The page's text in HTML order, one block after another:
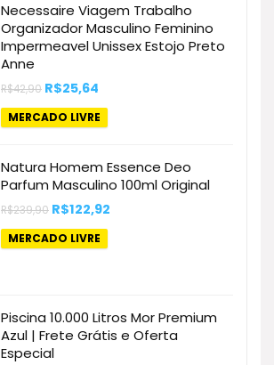
Necessaire Viagem Trabalho
Organizador Masculino Feminino
Impermeavel Unissex Estojo Preto
Anne
R$42,90 O
original
era:
R$25,64
atual
é:
MERCADO LIVRE
Natura Homem Essence Deo
Parfum Masculino 100ml Original
R$239,90 O
original
era:
R$122,92
MERCADO LIVRE
Piscina 10.000 Litros Mor Premium
Azul | Frete Grátis e Oferta
Especial